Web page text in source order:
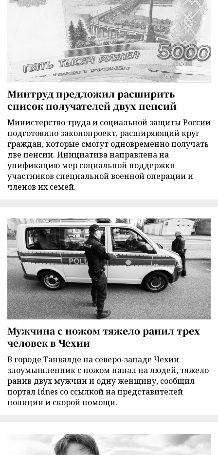
Минтруд предложил расширить
список получателей двух пенсий
Министерство труда и социальной защиты России
подготовило законопроект, расширяющий круг
граждан, которые смогут одновременно получать
две пенсии. Инициатива направлена на
унификацию мер социальной поддержки
участников специальной военной операции и
членов их семей.
Мужчина с ножом тяжело ранил трех
человек в Чехии
В городе Танвалде на северо-западе Чехии
злоумышленник с ножом напал на людей, тяжело
ранив двух мужчин и одну женщину, сообщил
портал Idnes со ссылкой на представителей
полиции и скорой помощи.